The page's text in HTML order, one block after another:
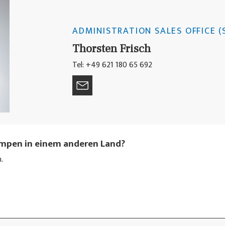
ADMINISTRATION SALES OFFICE
Thorsten Frisch
Tel: +49 621 180 65 692
in einem anderen Land?